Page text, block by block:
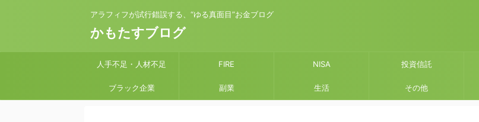
アラフィフが試行錯誤する、“ゆる真面目”お金ブログ
かもたすブログ
人手不足・人材不足 FIRE NISA 投資信託
ブラック企業 副業 生活 その他